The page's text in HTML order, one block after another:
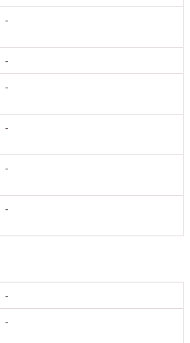
-
-
-
-
-
-
-
-